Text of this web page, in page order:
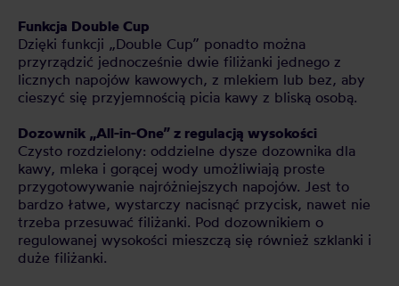
Funkcja Double Cup
Dzięki funkcji „Double Cup” ponadto można
przyrządzić jednocześnie dwie filiżanki jednego z
licznych napojów kawowych, z mlekiem lub bez, aby
cieszyć się przyjemnością picia kawy z bliską osobą.
Dozownik „All-in-One” z regulacją wysokości
Czysto rozdzielony: oddzielne dysze dozownika dla
kawy, mleka i gorącej wody umożliwiają proste
przygotowywanie najróżniejszych napojów. Jest to
bardzo łatwe, wystarczy nacisnąć przycisk, nawet nie
trzeba przesuwać filiżanki. Pod dozownikiem o
regulowanej wysokości mieszczą się również szklanki i
duże filiżanki.